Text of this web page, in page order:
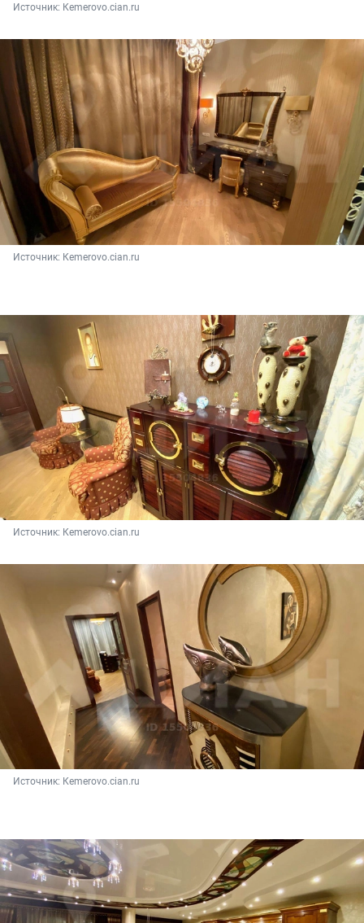
Источник: Кemerovo.cian.ru
Источник: Кemerovo.cian.ru
Источник: Кemerovo.cian.ru
Источник: Кemerovo.cian.ru